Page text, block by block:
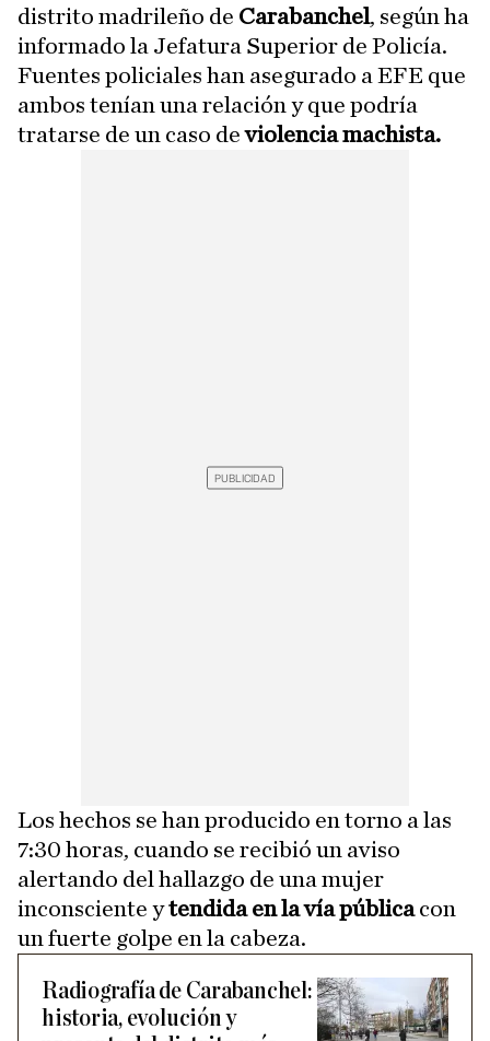
distrito madrileño de Carabanchel, según ha
informado la Jefatura Superior de Policía.
Fuentes policiales han asegurado a EFE que
ambos tenían una relación y que podría
tratarse de un caso deviolencia machista.
Los hechos se han producido en torno a las
7:30 horas, cuando se recibió un aviso
alertando del hallazgo de una mujer
inconsciente ytendida en la vía públicacon
un fuerte golpe en la cabeza.
Radiografía de Carabanchel:
historia, evolución y